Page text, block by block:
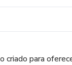
criado para